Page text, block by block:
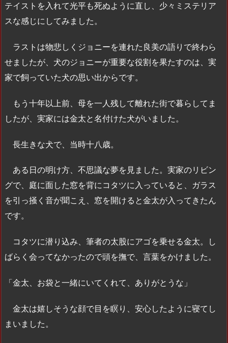
テイストを入れて光平も死ぬように直し、少々ミステリア
スな感じにしてみました。
ラストは物悲しくジョニーを連れた良美の語りで終わら
せましたが、犬のジョニーが重要な役割を果たすのは、実
家で飼っていた犬の思い出からです。
もう十年以上前、母を一人残して離れた街で暮らしてま
したが、実家には金太と名付けた犬がいました。
長生きな犬で、当時十八歳。
ある日の明け方、不思議な夢を見ました。実家のリビン
グで、庭に面した窓を背にコタツに入っていると、ガラス
を引っ掻く音が聞こえ、窓を開けると金太が入ってきたん
です。
コタツに潜り込み、筆者の太股にアゴを乗せる金太。し
ばらく会ってなかったので頭を撫で、言葉をかけました。
「金太、お袋と一緒にいてくれて、ありがとうな」
金太は嬉しそうな顔で目を瞑り、安心したように寝てし
まいました。